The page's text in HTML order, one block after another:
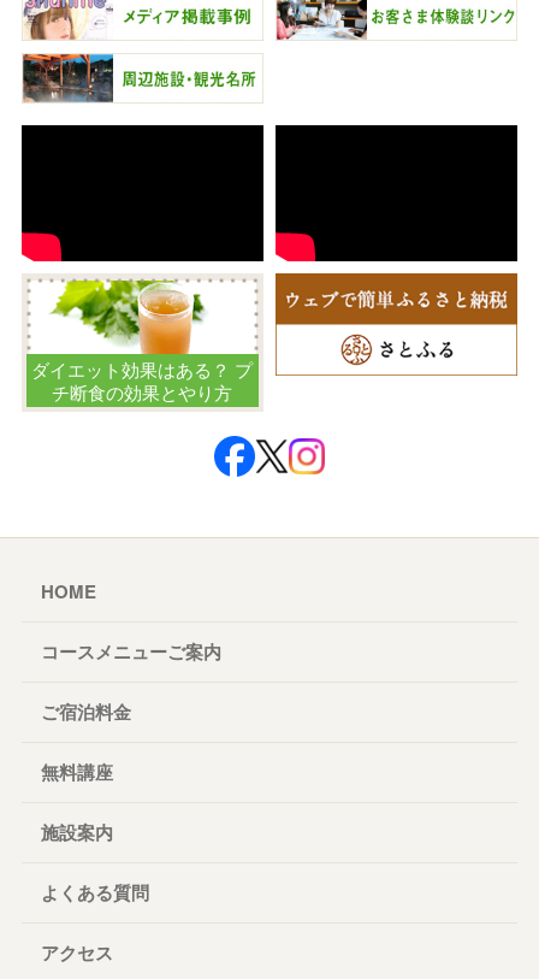
ダイエット効果はある？ プ
チ断食の効果とやり方
HOME
コースメニューご案内
ご宿泊料金
無料講座
施設案内
よくある質問
アクセス